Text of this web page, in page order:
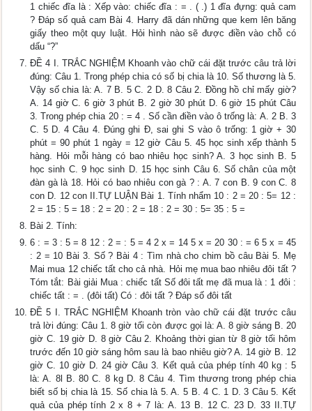
1 chiếc đĩa là : Xếp vào: chiếc đĩa : = . ( .) 1 đĩa đựng: quả cam
? Đáp số quả cam Bài 4. Harry đã dán những que kem lên băng
giấy theo một quy luật. Hỏi hình nào sẽ được điền vào chỗ có
dấu “?”
ĐỀ 4 I. TRẮC NGHIỆM Khoanh vào chữ cái đặt trước câu trả lời
đúng: Câu 1. Trong phép chia có số bị chia là 10. Số thương là 5.
Vậy số chia là: A. 7 B. 5 C. 2 D. 8 Câu 2. Đồng hồ chỉ mấy giờ?
A. 14 giờ C. 6 giờ 3 phút B. 2 giờ 30 phút D. 6 giờ 15 phút Câu
3. Trong phép chia 20 : = 4 . Số cần điền vào ô trống là: A. 2 B. 3
C. 5 D. 4 Câu 4. Đúng ghi Đ, sai ghi S vào ô trống: 1 giờ + 30
phút = 90 phút 1 ngày = 12 giờ Câu 5. 45 học sinh xếp thành 5
hàng. Hỏi mỗi hàng có bao nhiêu học sinh? A. 3 học sinh B. 5
học sinh C. 9 học sinh D. 15 học sinh Câu 6. Số chân của một
đàn gà là 18. Hỏi có bao nhiêu con gà ? : A. 7 con B. 9 con C. 8
con D. 12 con II.TỰ LUẬN Bài 1. Tính nhẩm 10 : 2 = 20 : 5= 12 :
2 = 15 : 5 = 18 : 2 = 20 : 2 = 18 : 2 = 30 : 5= 35 : 5 =
Bài 2. Tính:
6 : = 3 : 5 = 8 12 : 2 = : 5 = 4 2 x = 14 5 x = 20 30 : = 6 5 x = 45
: 2 = 10 Bài 3. Số ? Bài 4 : Tìm nhà cho chim bồ câu Bài 5. Mẹ
Mai mua 12 chiếc tất cho cả nhà. Hỏi mẹ mua bao nhiêu đôi tất ?
Tóm tắt: Bài giải Mua : chiếc tất Số đôi tất mẹ đã mua là : 1 đôi :
chiếc tất : = . (đôi tất) Có : đôi tất ? Đáp số đôi tất
ĐỀ 5 I. TRẮC NGHIỆM Khoanh tròn vào chữ cái đặt trước câu
trả lời đúng: Câu 1. 8 giờ tối còn được gọi là: A. 8 giờ sáng B. 20
giờ C. 19 giờ D. 8 giờ Câu 2. Khoảng thời gian từ 8 giờ tối hôm
trước đến 10 giờ sáng hôm sau là bao nhiêu giờ? A. 14 giờ B. 12
giờ C. 10 giờ D. 24 giờ Câu 3. Kết quả của phép tính 40 kg : 5
là: A. 8l B. 80 C. 8 kg D. 8 Câu 4. Tìm thương trong phép chia
biết số bị chia là 15. Số chia là 5. A. 5 B. 4 C. 1 D. 3 Câu 5. Kết
quả của phép tính 2 x 8 + 7 là: A. 13 B. 12 C. 23 D. 33 II.TỰ